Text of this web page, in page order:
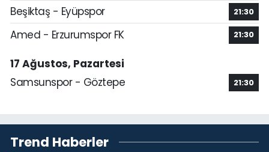
Beşiktaş - Eyüpspor 21:30
Amed - Erzurumspor FK 21:30
17 Ağustos, Pazartesi
Samsunspor - Göztepe
21:30
Trend Haberler